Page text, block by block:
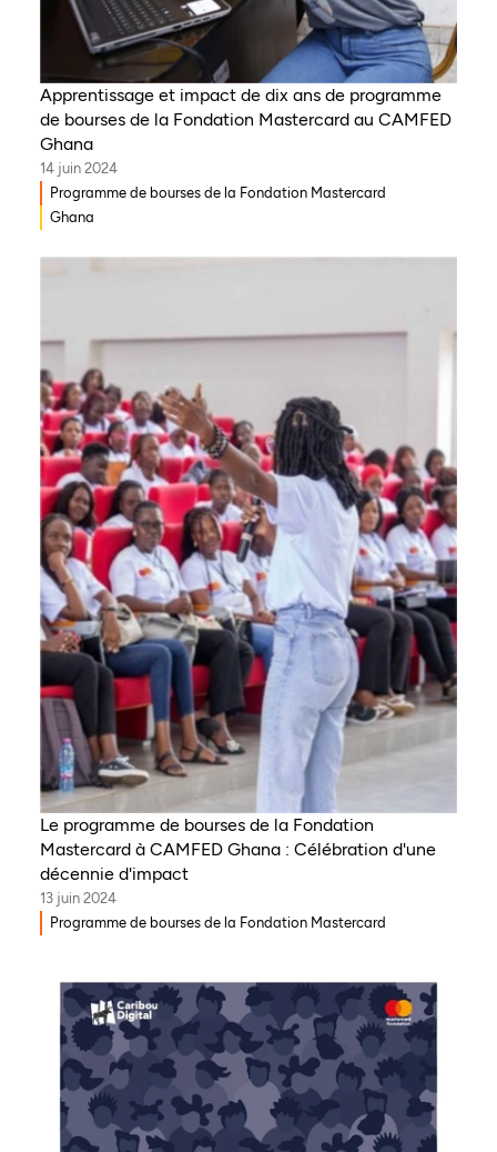
Apprentissage et impact de dix ans de programme
de bourses de la Fondation Mastercard au CAMFED
Ghana
14 juin 2024
Programme de bourses de la Fondation Mastercard
Ghana
Le programme de bourses de la Fondation
Mastercard à CAMFED Ghana : Célébration d'une
décennie d'impact
13 juin 2024
Programme de bourses de la Fondation Mastercard